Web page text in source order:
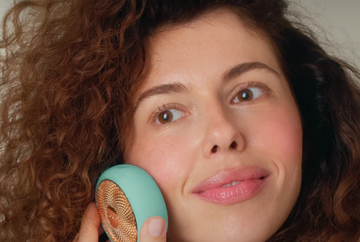
Anmelden
Benutzerkonto
Meine Geräte
Meine Bestellungen
Meine Adressen
Meine Abonnements
NEU
FAQ™ Pure Beauty-Tech Elixir
BREAKING NEWS
issa™ Teeth Whitening Set
Sprache
English Deutsch
Español
Français
Italiano
Português
Polski
Svenska
Русский
Türkçe
简体中文 繁體中文